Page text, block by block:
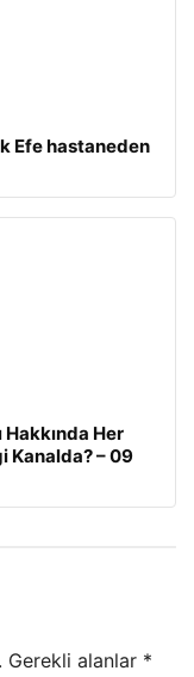
Efe hastaneden
Her
Kanalda? – 09
Gerekli alanlar *